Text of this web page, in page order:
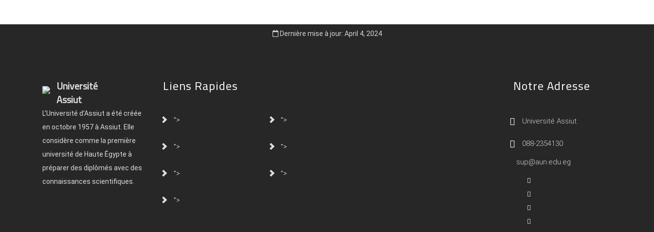
Dernière mise à jour: April 4, 2024
Université
Assiut
L'Université d'Assiut a été créée
en octobre 1957 à Assiut. Elle
considère comme la première
université de Haute Égypte à
préparer des diplômés avec des
connaissances scientifiques.
Liens Rapides
"> ">
"> ">
"> ">
">
Notre Adresse
Université Assiut
088-2354130
sup@aun.edu.eg